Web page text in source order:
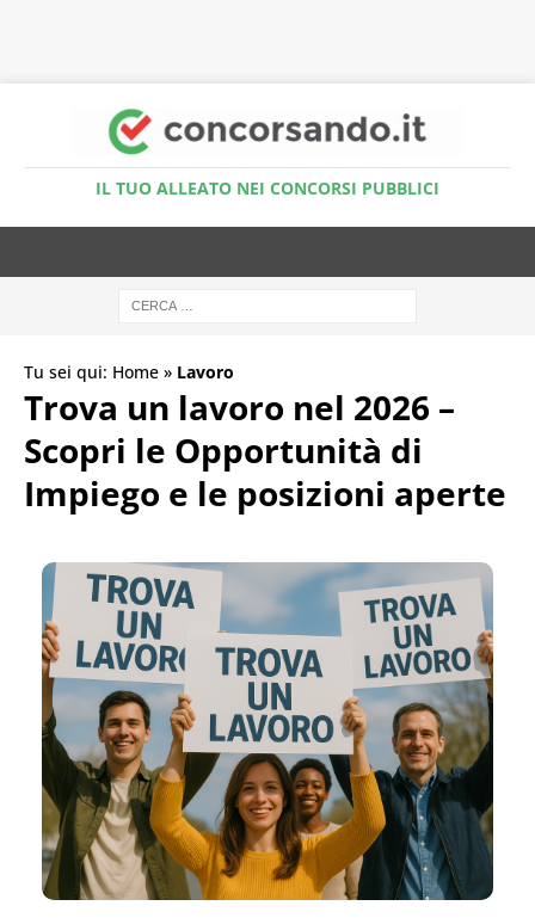
IL TUO ALLEATO NEI CONCORSI PUBBLICI
Tu sei qui: Home » Lavoro
Trova un lavoro nel 2026 –
Scopri le Opportunità di
Impiego e le posizioni aperte